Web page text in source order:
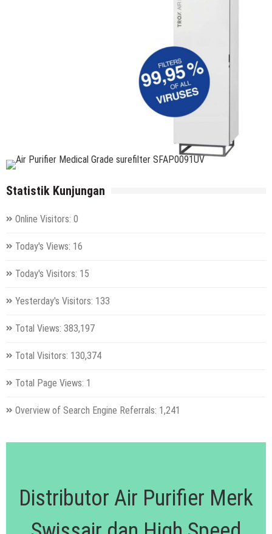
Statistik Kunjungan
Online Visitors: 0
Today's Views: 16
Today's Visitors: 15
Yesterday's Visitors: 133
Total Views: 383,197
Total Visitors: 130,374
Total Page Views: 1
Overview of Search Engine Referrals: 1,241
Distributor Air Purifier Merk